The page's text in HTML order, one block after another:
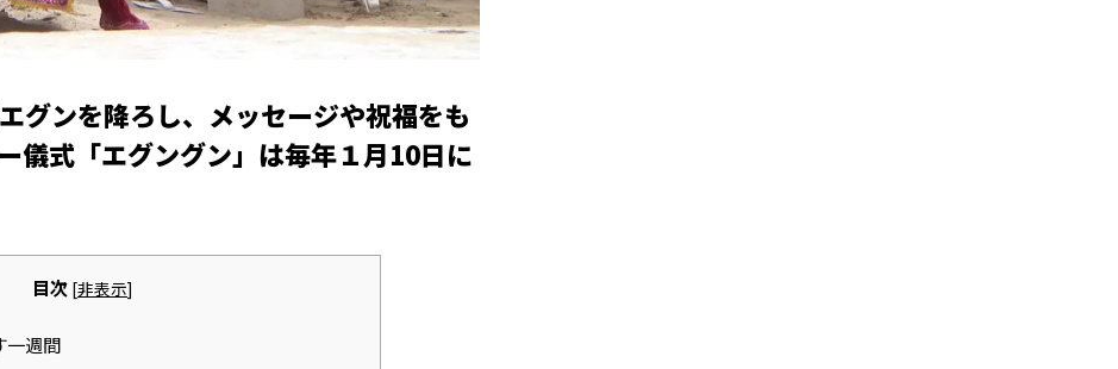
グンを降ろし、メッセージや祝福をも
儀式「エグングン」は毎年１月10日に
目次 [非表示]
一週間